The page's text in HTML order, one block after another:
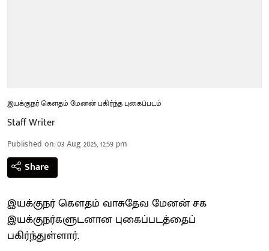
இயக்குநர் கெளதம் மேனன் பகிர்ந்த புகைப்படம்
Staff Writer
Published on:03 Aug 2025, 12:59 pm
Share
இயக்குநர் கௌதம் வாசுதேவ மேனன் சக
இயக்குநர்களுடனான புகைப்படத்தைப்
பகிர்ந்துள்ளார்.